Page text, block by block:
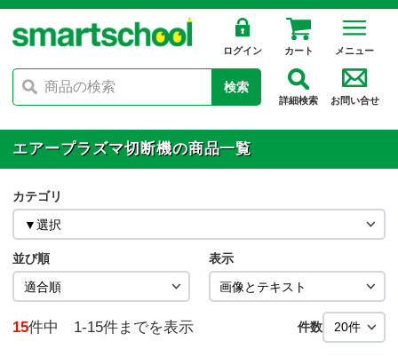
ログイン カート メニュー
検索
詳細検索 お問い合せ
エアープラズマ切断機の商品一覧
カテゴリ
並び順 表示
15件中 1-15件までを表示 件数